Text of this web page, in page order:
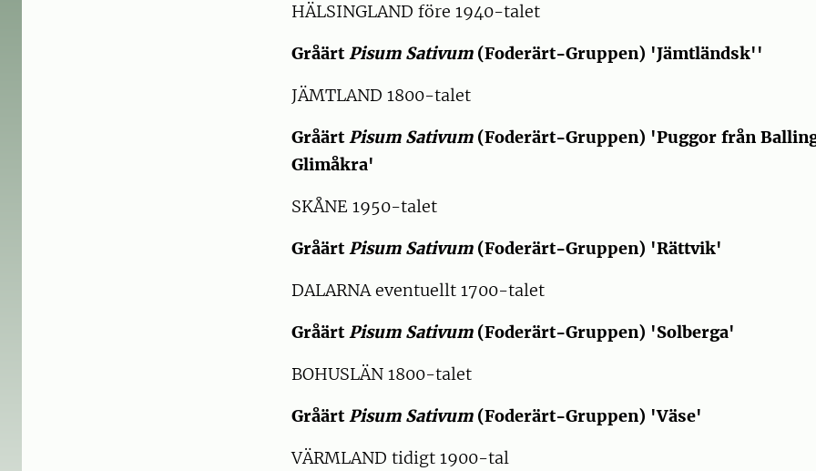
HÄLSINGLAND före 1940-talet
GråärtPisum Sativum(Foderärt-Gruppen) 'Jämtländsk''
JÄMTLAND 1800-talet
GråärtPisum Sativum(Foderärt-Gruppen) 'Puggor från
Glimåkra'
SKÅNE 1950-talet
GråärtPisum Sativum(Foderärt-Gruppen) 'Rättvik'
DALARNA eventuellt 1700-talet
GråärtPisum Sativum(Foderärt-Gruppen) 'Solberga'
BOHUSLÄN 1800-talet
GråärtPisum Sativum(Foderärt-Gruppen) 'Väse'
VÄRMLAND tidigt 1900-tal